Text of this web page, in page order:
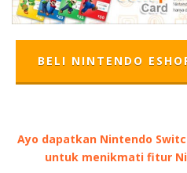
BELI NINTENDO
Ayo dapatkan Nintendo
untuk menikmati fitur